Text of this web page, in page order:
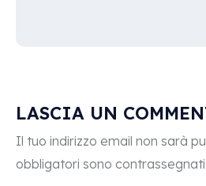
LASCIA UN
Il tuo indirizzo email non sarà
obbligatori sono contrassegnati